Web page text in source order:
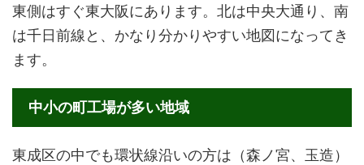
東側はすぐ東大阪にあります。北は中央大通り、南
は千日前線と、かなり分かりやすい地図になってき
ます。
中小の町工場が多い地域
東成区の中でも環状線沿いの方は（森ノ宮、玉造）